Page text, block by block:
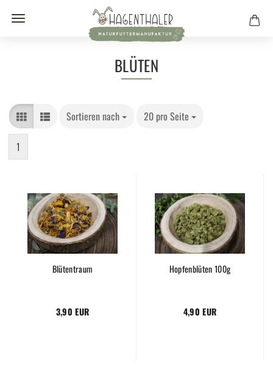
BLÜTEN
Sortieren nach 20 pro Seite
1
Blütentraum
3,90 EUR
Hopfenblüten 100g
4,90 EUR